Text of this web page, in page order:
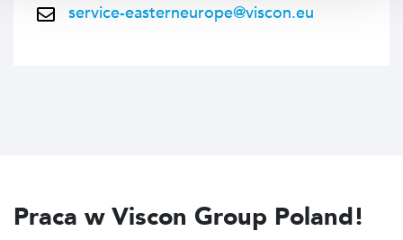
service-easterneurope@viscon.eu
Praca w Viscon Group Poland!